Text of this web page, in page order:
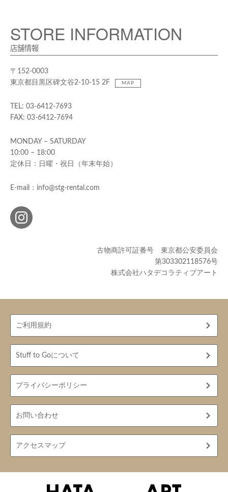
STORE INFORMATION
店舗情報
〒152-0003
東京都目黒区碑文谷2-10-15 2F
MAP
TEL: 03-6412-7693
FAX: 03-6412-7694
MONDAY – SATURDAY
10:00 – 18:00
定休日：日曜・祝日（年末年始）
E-mail：info@stg-rental.com
古物商許可証番号 東京都公安委員会
第303302118576号
株式会社ハタデコラティブアート
ご利用規約
Stuff to Goについて
プライバシーポリシー
お問い合わせ
アクセスマップ